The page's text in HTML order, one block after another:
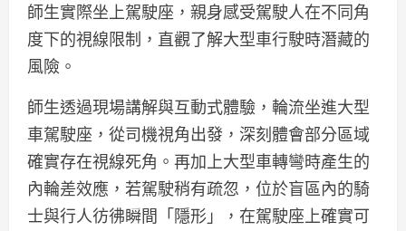
師生實際坐上駕駛座，親身感受駕駛人在不同角
度下的視線限制，直觀了解大型車行駛時潛藏的
風險。
師生透過現場講解與互動式體驗，輪流坐進大型
車駕駛座，從司機視角出發，深刻體會部分區域
確實存在視線死角。再加上大型車轉彎時產生的
內輪差效應，若駕駛稍有疏忽，位於盲區內的騎
士與行人彷彿瞬間「隱形」，在駕駛座上確實可